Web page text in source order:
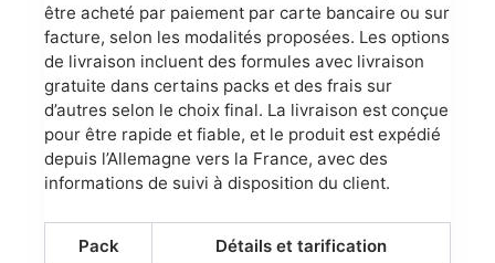
être acheté par paiement par carte bancaire ou sur
facture, selon les modalités proposées. Les options
de livraison incluent des formules avec livraison
gratuite dans certains packs et des frais sur
d’autres selon le choix final. La livraison est conçue
pour être rapide et fiable, et le produit est expédié
depuis l’Allemagne vers la France, avec des
informations de suivi à disposition du client.
Pack Détails et tarification